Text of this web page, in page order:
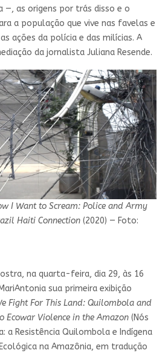
—, as origens por trás disso e o
a população que vive nas favelas e
ações da polícia e das milícias. A
da jornalista Juliana Resende.
I Want to Scream: Police and Army
Haiti Connection(2020) — Foto:
na quarta-feira, dia 29, às 16
sua primeira exibição
Fight For This Land: Quilombola and
Ecowar Violence in the Amazon(Nós
a Resistência Quilombola e Indígena
na Amazônia, em tradução